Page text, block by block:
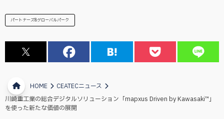
パートナーズ&グローバルパーク
HOME
CEATECニュース
川崎重工業の総合デジタルソリューション「mapxus Driven by Kawasaki™」
を使った新たな価値の展開